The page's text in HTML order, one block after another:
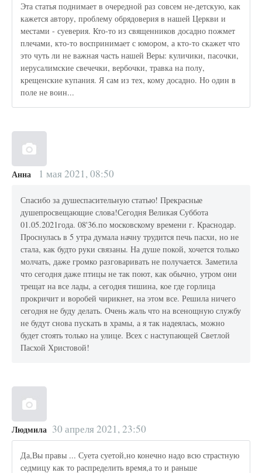
Эта статья поднимает в очередной раз совсем не-детскую, как
кажется автору, проблему обрядоверия в нашей Церкви и
местами - суеверия. Кто-то из священников досадно пожмет
плечами, кто-то воспринимает с юмором, а кто-то скажет что
это чуть ли не важная часть нашей Веры: куличики, пасочки,
иерусалимские свечечки, вербочки, травка на полу,
крещенские купания. Я сам из тех, кому досадно. Но один в
поле не воин...
Анна 1 мая 2021, 08:50
Спасибо за душеспасительную статью! Прекрасные
душепросвещающие слова!Сегодня Великая Суббота
01.05.2021года. 08'36.по московскому времени г. Краснодар.
Проснулась в 5 утра думала начну трудится печь пасхи, но не
стала, как будто руки связаны. На душе покой, хочется только
молчать, даже громко разговаривать не получается. Заметила
что сегодня даже птицы не так поют, как обычно, утром они
трещат на все лады, а сегодня тишина, кое где горлица
прокричит и воробей чирикнет, на этом все. Решила ничего
сегодня не буду делать. Очень жаль что на всенощную службу
не будут снова пускать в храмы, а я так надеялась, можно
будет стоять только на улице. Всех с наступающей Светлой
Пасхой Христовой!
Людмила 30 апреля 2021, 23:50
Да,Вы правы ... Суета суетой,но конечно надо всю страстную
седмицу как то распределить время,а то и раньше